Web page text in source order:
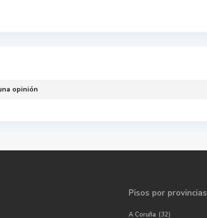
opinión
Pisos por provincias
A Coruña (32)